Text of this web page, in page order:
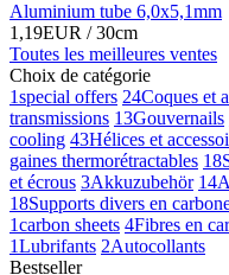
Aluminium tube 6,0x5,1mm
1,19EUR / 30cm
Toutes les meilleures ventes
Choix de catégorie
1special offers 24Coques et
transmissions 13Gouvernails
cooling 43Hélices et
gaines thermorétractables 18
et écrous 3Akkuzubehör 14
18Supports divers en
1carbon sheets 4Fibres en
1Lubrifants 2Autocollants
Bestseller